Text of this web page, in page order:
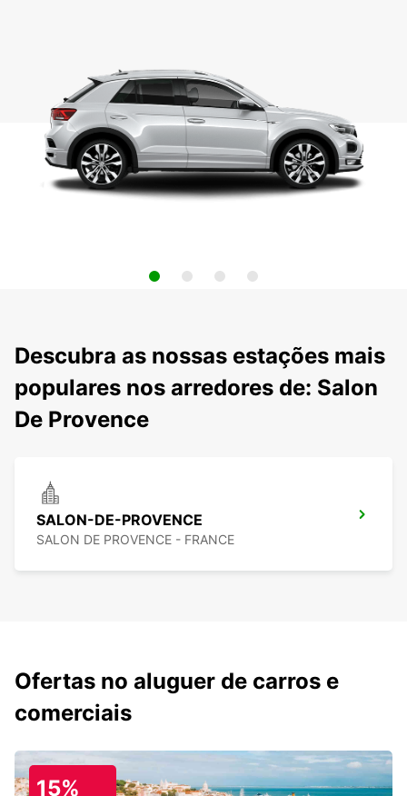
Descubra as nossas estações mais
populares nos arredores de: Salon
De Provence
SALON-DE-PROVENCE
SALON DE PROVENCE - FRANCE
Ofertas no aluguer de carros e
comerciais
15%